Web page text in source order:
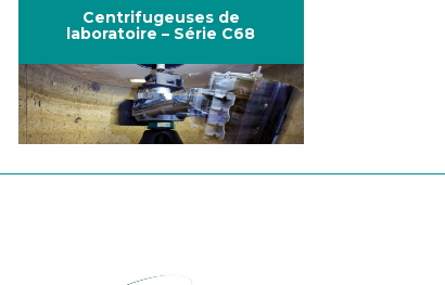
Centrifugeuses de
laboratoire – Série C68